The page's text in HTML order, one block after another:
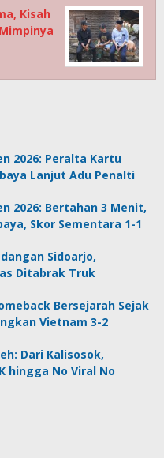
Kisah
2026: Peralta Kartu
Lanjut Adu Penalti
2026: Bertahan 3 Menit,
Skor Sementara 1-1
Sidoarjo,
Ditabrak Truk
Bersejarah Sejak
Vietnam 3-2
Dari Kalisosok,
hingga No Viral No